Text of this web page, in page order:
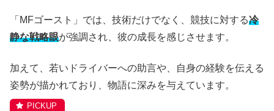
「MFゴースト」では、技術だけでなく、競技に対する冷
静な戦略眼が強調され、彼の成長を感じさせます。
加えて、若いドライバーへの助言や、自身の経験を伝える
姿勢が描かれており、物語に深みを与えています。